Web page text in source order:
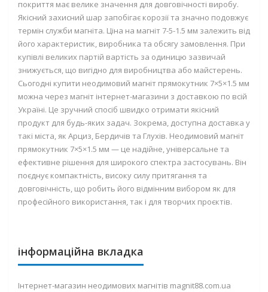
покриття має велике значення для довговічності виробу.
Якісний захисний шар запобігає корозії та значно подовжує
термін служби магніта. Ціна на магніт 7-5-1.5 мм залежить від
його характеристик, виробника та обсягу замовлення. При
купівлі великих партій вартість за одиницю зазвичай
знижується, що вигідно для виробництва або майстерень.
Сьогодні купити неодимовий магніт прямокутник 7×5×1.5 мм
можна через магніт інтернет-магазини з доставкою по всій
Україні. Це зручний спосіб швидко отримати якісний
продукт для будь-яких задач. Зокрема, доступна доставка у
такі міста, як Арциз, Бердичів та Глухів. Неодимовий магніт
прямокутник 7×5×1.5 мм — це надійне, універсальне та
ефективне рішення для широкого спектра застосувань. Він
поєднує компактність, високу силу притягання та
довговічність, що робить його відмінним вибором як для
професійного використання, так і для творчих проєктів.
інформаційна вкладка
Інтернет-магазин неодимових магнітів magnit88.com.ua